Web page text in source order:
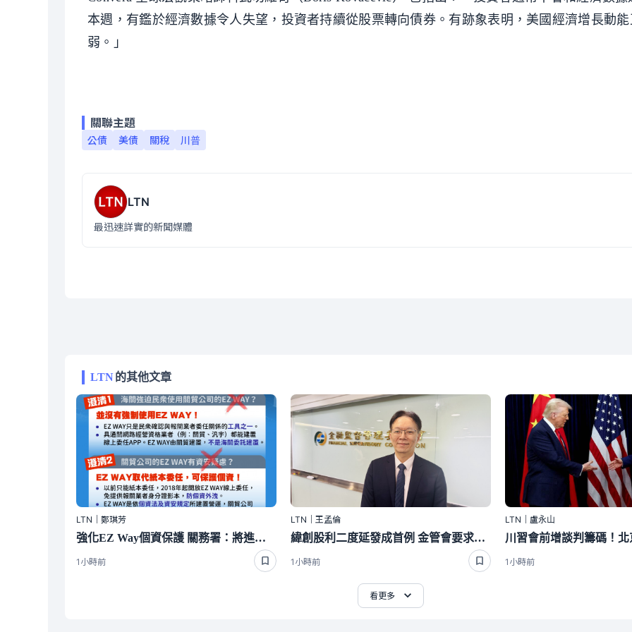
本週，有鑑於經濟數據令人失望，投資者持續從股票轉向債券。有跡象表明，美國經濟增長動
弱。」
關聯主題
公債 美債 關稅 川普
LTN
最迅速詳實的新聞媒體
LTN的其他文章
LTN｜鄭琪芳
強化EZ Way個資保護 關務署：將進行實地查核
1小時前
LTN｜王孟倫
緯創股利二度延發成首例 金管會要求徹查責任歸屬
1小時前
LTN｜盧永山
1小時前
看更多